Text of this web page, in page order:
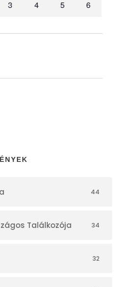
3 4 5 6
44
Találkozója 34
32